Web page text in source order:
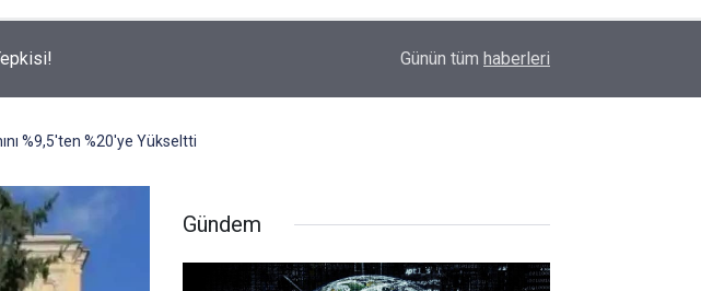
İzmir 112’de Kan Donduran İddialar!
Günün tüm haberleri
%9,5'ten %20'ye Yükseltti
Gündem